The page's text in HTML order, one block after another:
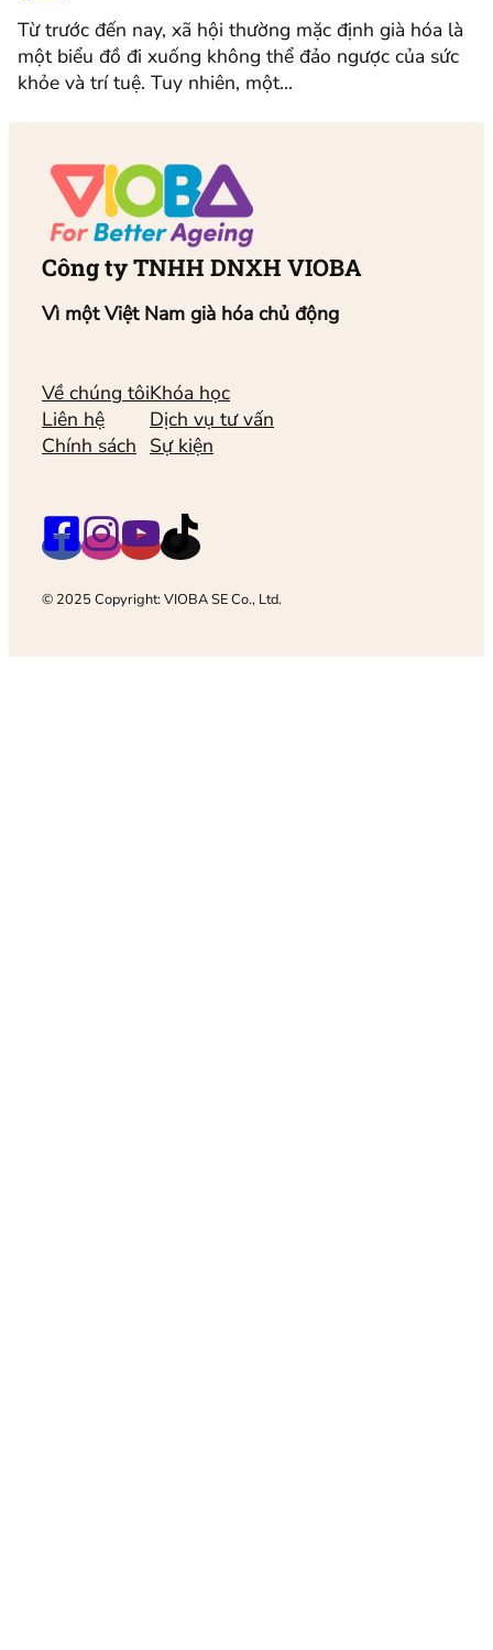
Từ trước đến nay, xã hội thường mặc định già hóa là
một biểu đồ đi xuống không thể đảo ngược của sức
khỏe và trí tuệ. Tuy nhiên, một…
Công ty TNHH DNXH VIOBA
Vì một Việt Nam già hóa chủ động
Về chúng tôi
Liên hệ
Chính sách
Khóa học
Dịch vụ tư vấn
Sự kiện
© 2025 Copyright: VIOBA SE Co., Ltd.